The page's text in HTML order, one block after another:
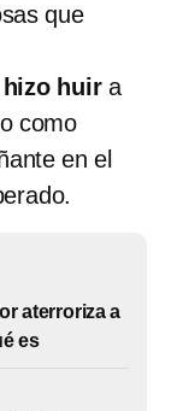
que
huir a
como
en el
aterroriza a
es